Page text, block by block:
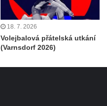
18. 7. 2026
Volejbalová přátelská utkání
(Varnsdorf 2026)